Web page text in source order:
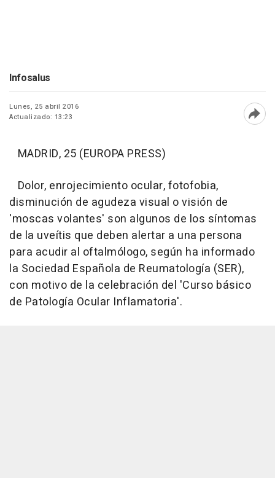
Infosalus
Lunes, 25 abril 2016
Actualizado: 13:23
MADRID, 25 (EUROPA PRESS)
Dolor, enrojecimiento ocular, fotofobia,
disminución de agudeza visual o visión de
'moscas volantes' son algunos de los síntomas
de la uveítis que deben alertar a una persona
para acudir al oftalmólogo, según ha informado
la Sociedad Española de Reumatología (SER),
con motivo de la celebración del 'Curso básico
de Patología Ocular Inflamatoria'.